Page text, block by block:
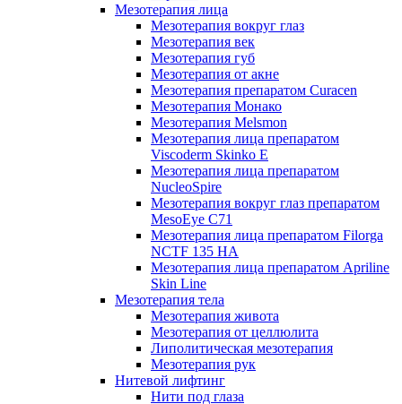
Мезотерапия лица
Мезотерапия вокруг глаз
Мезотерапия век
Мезотерапия губ
Мезотерапия от акне
Мезотерапия препаратом Curacen
Мезотерапия Монако
Мезотерапия Melsmon
Мезотерапия лица препаратом
Viscoderm Skinko E
Мезотерапия лица препаратом
NucleoSpire
Мезотерапия вокруг глаз препаратом
MesoEye С71
Мезотерапия лица препаратом Filorga
NCTF 135 HA
Мезотерапия лица препаратом Apriline
Skin Line
Мезотерапия тела
Мезотерапия живота
Мезотерапия от целлюлита
Липолитическая мезотерапия
Мезотерапия рук
Нитевой лифтинг
Нити под глаза